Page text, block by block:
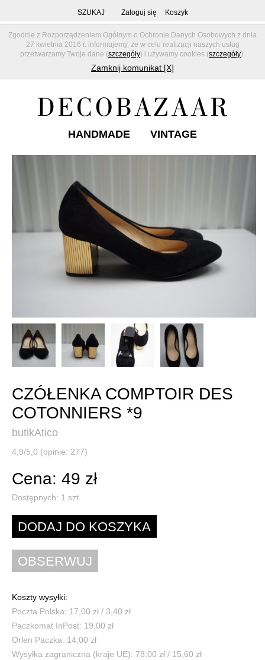
Zgodnie z Rozporządzeniem Ogólnym o Ochronie Danych Osobowych z dnia
27 kwietnia 2016 r. informujemy, że w celu realizacji naszych usług
przetwarzamy Twoje dane (szczegóły) i używamy cookies (szczegóły).
Zamknij komunikat [X]
SZUKAJ Zaloguj się Koszyk
HANDMADE VINTAGE
CZÓŁENKA COMPTOIR DES
COTONNIERS *9
butikAtico
4,9/5,0 (opinie: 277)
Cena: 49 zł
Dostępnych: 1 szt.
Koszty wysyłki:
Poczta Polska: 17,00 zł / 3,40 zł
Paczkomat InPost: 19,00 zł
Orlen Paczka: 14,00 zł
Wysyłka zagraniczna (kraje UE): 78,00 zł / 15,60 zł